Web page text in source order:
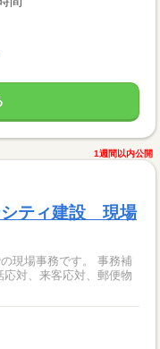
1週間以内公開
ティ建設 現場
事務です。 事務補
対、来客応対、郵便物